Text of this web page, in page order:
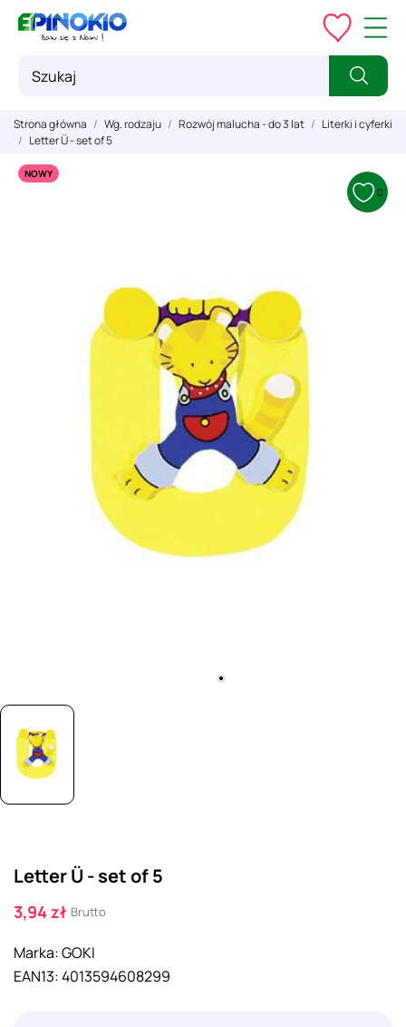
Strona główna Wg. rodzaju Rozwój malucha - do 3 lat
Literki i cyferki
Letter Ü - set of 5
NOWY
0
Letter Ü - set of 5
3,94 zł Brutto
Marka:GOKI
EAN13:4013594608299